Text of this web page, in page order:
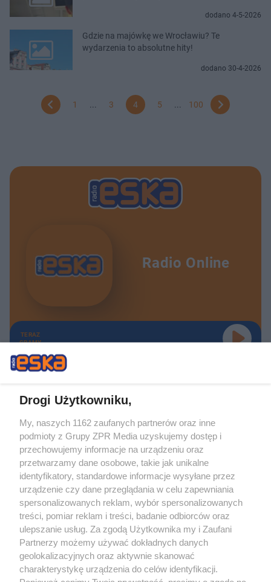
dodano 4-5-2026
Gdzie na majówkę we Wrocławiu? Te
wydarzenia to absolutne hity!
dodano 30-4-2026
1 3 4 5 100
Radio Online
TERAZ
GRAMY
Żaden utwór zamieszczony w serwisie nie może być powielany i
rozpowszechniany lub dalej rozpowszechniany w jakikolwiek sposób (w
tym także elektroniczny lub mechaniczny) na jakimkolwiek polu
eksploatacji w jakiejkolwiek formie, włącznie z umieszczaniem w Internecie
bez pisemnej zgody właściciela praw. Jakiekolwiek użycie lub
wykorzystanie utworów w całości lub w części z naruszeniem prawa, tzn.
bez właściwej zgody, jest zabronione pod groźbą kary i może być ścigane
prawnie.
Drogi Użytkowniku,
My, naszych 1162 zaufanych partnerów oraz inne
podmioty z Grupy ZPR Media uzyskujemy dostęp i
przechowujemy informacje na urządzeniu oraz
przetwarzamy dane osobowe, takie jak unikalne
identyfikatory, standardowe informacje wysyłane przez
urządzenie czy dane przeglądania w celu zapewniania
spersonalizowanych reklam, wybór spersonalizowanych
treści, pomiar reklam i treści, badanie odbiorców oraz
ulepszanie usług. Za zgodą Użytkownika my i Zaufani
Partnerzy możemy używać dokładnych danych
geolokalizacyjnych oraz aktywnie skanować
charakterystykę urządzenia do celów identyfikacji.